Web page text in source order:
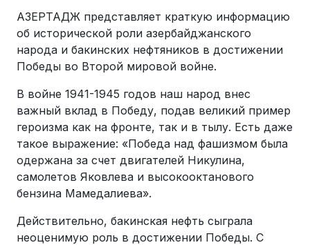
АЗЕРТАДЖ представляет краткую информацию
об исторической роли азербайджанского
народа и бакинских нефтяников в достижении
Победы во Второй мировой войне.
В войне 1941-1945 годов наш народ внес
важный вклад в Победу, подав великий пример
героизма как на фронте, так и в тылу. Есть даже
такое выражение: «Победа над фашизмом была
одержана за счет двигателей Никулина,
самолетов Яковлева и высокооктанового
бензина Мамедалиева».
Действительно, бакинская нефть сыграла
неоценимую роль в достижении Победы. С